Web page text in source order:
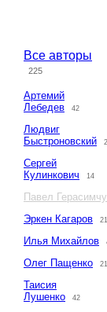
Все авторы
225
Артемий
Лебедев
42
Людвиг
Быстроновский
Сергей
Кулинкович
14
Павел
Эркен Кагаров
21
Илья Михайлов
Олег Пащенко 21
Таисия
Лушенко
42